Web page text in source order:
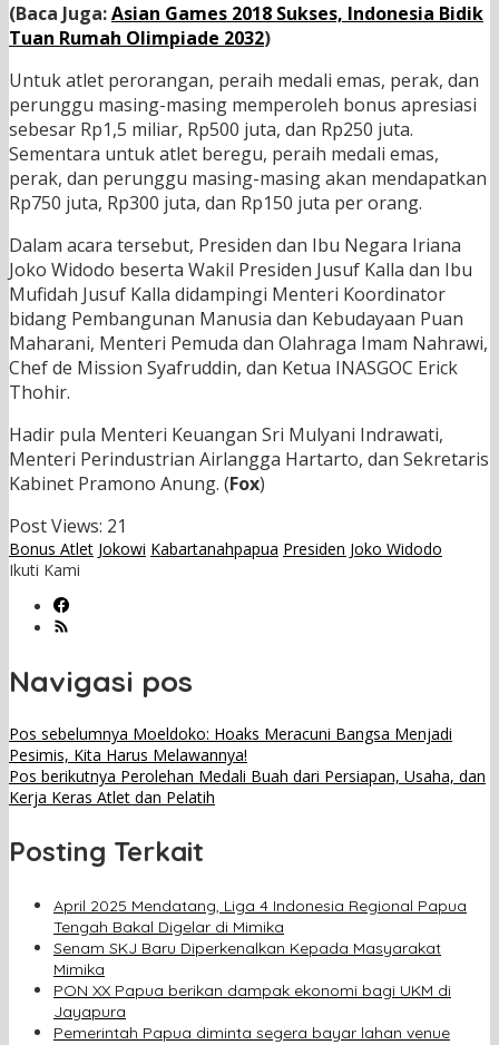
(Baca Juga:Asian Games 2018 Sukses, Indonesia Bidik
Tuan Rumah Olimpiade 2032)
Untuk atlet perorangan, peraih medali emas, perak, dan
perunggu masing-masing memperoleh bonus apresiasi
sebesar Rp1,5 miliar, Rp500 juta, dan Rp250 juta.
Sementara untuk atlet beregu, peraih medali emas,
perak, dan perunggu masing-masing akan mendapatkan
Rp750 juta, Rp300 juta, dan Rp150 juta per orang.
Dalam acara tersebut, Presiden dan Ibu Negara Iriana
Joko Widodo beserta Wakil Presiden Jusuf Kalla dan Ibu
Mufidah Jusuf Kalla didampingi Menteri Koordinator
bidang Pembangunan Manusia dan Kebudayaan Puan
Maharani, Menteri Pemuda dan Olahraga Imam Nahrawi,
Chef de Mission Syafruddin, dan Ketua INASGOC Erick
Thohir.
Hadir pula Menteri Keuangan Sri Mulyani Indrawati,
Menteri Perindustrian Airlangga Hartarto, dan Sekretaris
Kabinet Pramono Anung. (Fox)
Post Views: 21
Bonus Atlet Jokowi Kabartanahpapua Presiden Joko Widodo
Ikuti Kami
Navigasi pos
Pos sebelumnya Moeldoko: Hoaks Meracuni Bangsa Menjadi
Pesimis, Kita Harus Melawannya!
Pos berikutnya Perolehan Medali Buah dari Persiapan, Usaha, dan
Kerja Keras Atlet dan Pelatih
Posting Terkait
April 2025 Mendatang, Liga 4 Indonesia Regional Papua
Tengah Bakal Digelar di Mimika
Senam SKJ Baru Diperkenalkan Kepada Masyarakat
Mimika
PON XX Papua berikan dampak ekonomi bagi UKM di
Jayapura
Pemerintah Papua diminta segera bayar lahan venue